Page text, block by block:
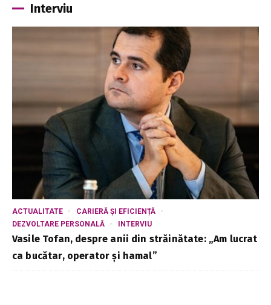
Interviu
ACTUALITATE
CARIERĂ ȘI EFICIENȚĂ
DEZVOLTARE PERSONALĂ
INTERVIU
Vasile Tofan, despre anii din străinătate: „Am lucrat
ca bucătar, operator și hamal”